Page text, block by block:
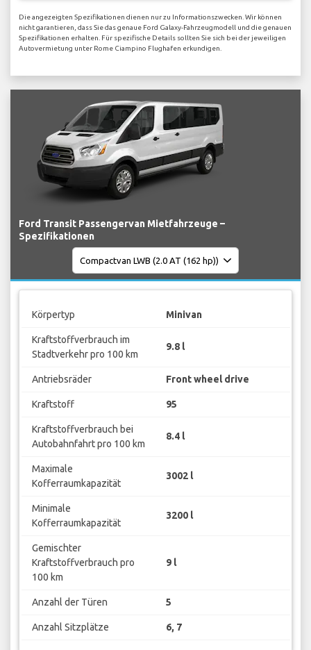
Die angezeigten Spezifikationen dienen nur zu Informationszwecken. Wir können
nicht garantieren, dass Sie das genaue Ford Galaxy-Fahrzeugmodell und die genauen
Spezifikationen erhalten. Für spezifische Details sollten Sie sich bei der jeweiligen
Autovermietung unter Rome Ciampino Flughafen erkundigen.
Ford Transit Passengervan Mietfahrzeuge –
Spezifikationen
Körpertyp Minivan
Kraftstoffverbrauch im
Stadtverkehr pro 100 km
9.8 l
Antriebsräder Front wheel drive
Kraftstoff 95
Kraftstoffverbrauch bei
Autobahnfahrt pro 100 km
8.4 l
Maximale
Kofferraumkapazität
3002 l
Minimale
Kofferraumkapazität
3200 l
Gemischter
Kraftstoffverbrauch pro
100 km
9 l
Anzahl der Türen 5
Anzahl Sitzplätze 6, 7